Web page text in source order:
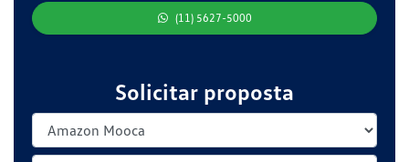
(11) 5627-5000
Solicitar proposta